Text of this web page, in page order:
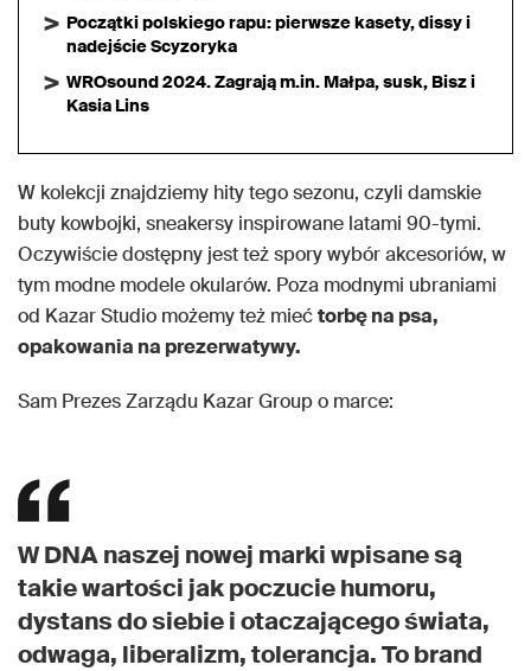
Początki polskiego rapu: pierwsze kasety, dissy i
nadejście Scyzoryka
WROsound 2024. Zagrają m.in. Małpa, susk, Bisz i
Kasia Lins
W kolekcji znajdziemy hity tego sezonu, czyli damskie
buty kowbojki, sneakersy inspirowane latami 90-tymi.
Oczywiście dostępny jest też spory wybór akcesoriów, w
tym modne modele okularów. Poza modnymi ubraniami
od Kazar Studio możemy też miećtorbę na psa,
opakowania na prezerwatywy.
Sam Prezes Zarządu Kazar Group o marce:
W DNA naszej nowej marki wpisane są
takie wartości jak poczucie humoru,
dystans do siebie i otaczającego świata,
odwaga, liberalizm, tolerancja. To brand